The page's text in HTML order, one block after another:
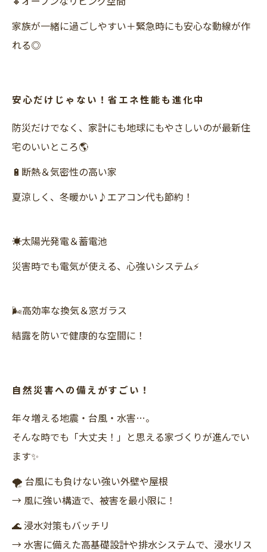
家族が一緒に過ごしやすい＋緊急時にも安心な動線が作
れる◎
安心だけじゃない！省エネ性能も進化中
防災だけでなく、家計にも地球にもやさしいのが最新住
宅のいいところ🌎
🔋断熱＆気密性の高い家
夏涼しく、冬暖かい♪エアコン代も節約！
☀️太陽光発電＆蓄電池
災害時でも電気が使える、心強いシステム⚡
🌬️高効率な換気＆窓ガラス
結露を防いで健康的な空間に！
自然災害への備えがすごい！
年々増える地震・台風・水害…。
そんな時でも「大丈夫！」と思える家づくりが進んでい
ます✨
🌪 台風にも負けない強い外壁や屋根
→ 風に強い構造で、被害を最小限に！
🌊 浸水対策もバッチリ
→ 水害に備えた高基礎設計や排水システムで、浸水リス